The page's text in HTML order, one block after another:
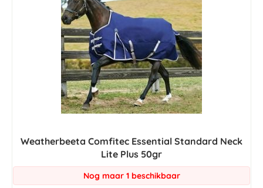
Weatherbeeta Comfitec Essential Standard Neck
Lite Plus 50gr
Nog maar 1 beschikbaar